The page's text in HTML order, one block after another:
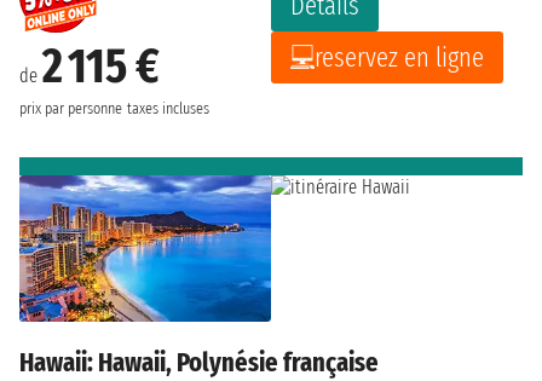
de 2 115 €
prix par personne taxes incluses
reservez en ligne
Hawaii: Hawaii, Polynésie française